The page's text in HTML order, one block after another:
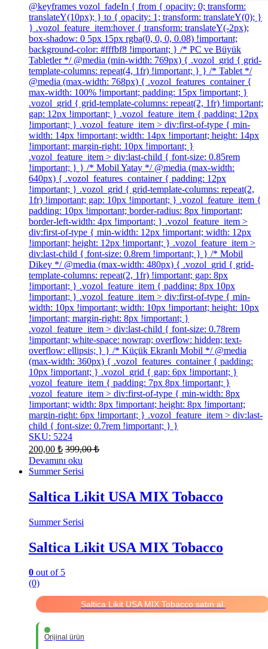
@keyframes vozol_fadeIn { from { opacity: 0; transform:
translateY(10px); } to { opacity: 1; transform: translateY(0); }
} .vozol_feature_item:hover { transform: translateY(-2px);
box-shadow: 0 5px 15px rgba(0, 0, 0, 0.08) !important;
background-color: #fffbf8 !important; } /* PC ve Büyük
Tabletler */ @media (min-width: 769px) { .vozol_grid { grid-
template-columns: repeat(4, 1fr) !important; } } /* Tablet */
@media (max-width: 768px) { .vozol_features_container {
max-width: 100% !important; padding: 15px !important; }
.vozol_grid { grid-template-columns: repeat(2, 1fr) !important;
gap: 12px !important; } .vozol_feature_item { padding: 12px
!important; } .vozol_feature_item > div:first-of-type { min-
width: 14px !important; width: 14px !important; height: 14px
!important; margin-right: 10px !important; }
.vozol_feature_item > div:last-child { font-size: 0.85rem
!important; } } /* Mobil Yatay */ @media (max-width:
640px) { .vozol_features_container { padding: 12px
!important; } .vozol_grid { grid-template-columns: repeat(2,
1fr) !important; gap: 10px !important; } .vozol_feature_item {
padding: 10px !important; border-radius: 8px !important;
border-left-width: 4px !important; } .vozol_feature_item >
div:first-of-type { min-width: 12px !important; width: 12px
!important; height: 12px !important; } .vozol_feature_item >
div:last-child { font-size: 0.8rem !important; } } /* Mobil
Dikey */ @media (max-width: 480px) { .vozol_grid { grid-
template-columns: repeat(2, 1fr) !important; gap: 8px
!important; } .vozol_feature_item { padding: 8px 10px
!important; } .vozol_feature_item > div:first-of-type { min-
width: 10px !important; width: 10px !important; height: 10px
!important; margin-right: 8px !important; }
.vozol_feature_item > div:last-child { font-size: 0.78rem
!important; white-space: nowrap; overflow: hidden; text-
overflow: ellipsis; } } /* Küçük Ekranlı Mobil */ @media
(max-width: 360px) { .vozol_features_container { padding:
10px !important; } .vozol_grid { gap: 6px !important; }
.vozol_feature_item { padding: 7px 8px !important; }
.vozol_feature_item > div:first-of-type { min-width: 8px
!important; width: 8px !important; height: 8px !important;
margin-right: 6px !important; } .vozol_feature_item > div:last-
child { font-size: 0.7rem !important; } }
SKU: 5224
200,00 ₺ 399,00₺
Devamını oku
Summer Serisi
Saltica Likit USA MIX Tobacco
Summer Serisi
Saltica Likit USA MIX Tobacco
0 out of 5
(0)
Saltica Likit USA MIX Tobacco satın al.
Orijinal ürün